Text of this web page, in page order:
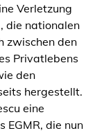
Verletzung
die nationalen
zwischen den
Privatlebens
den
hergestellt.
eine
EGMR, die nun